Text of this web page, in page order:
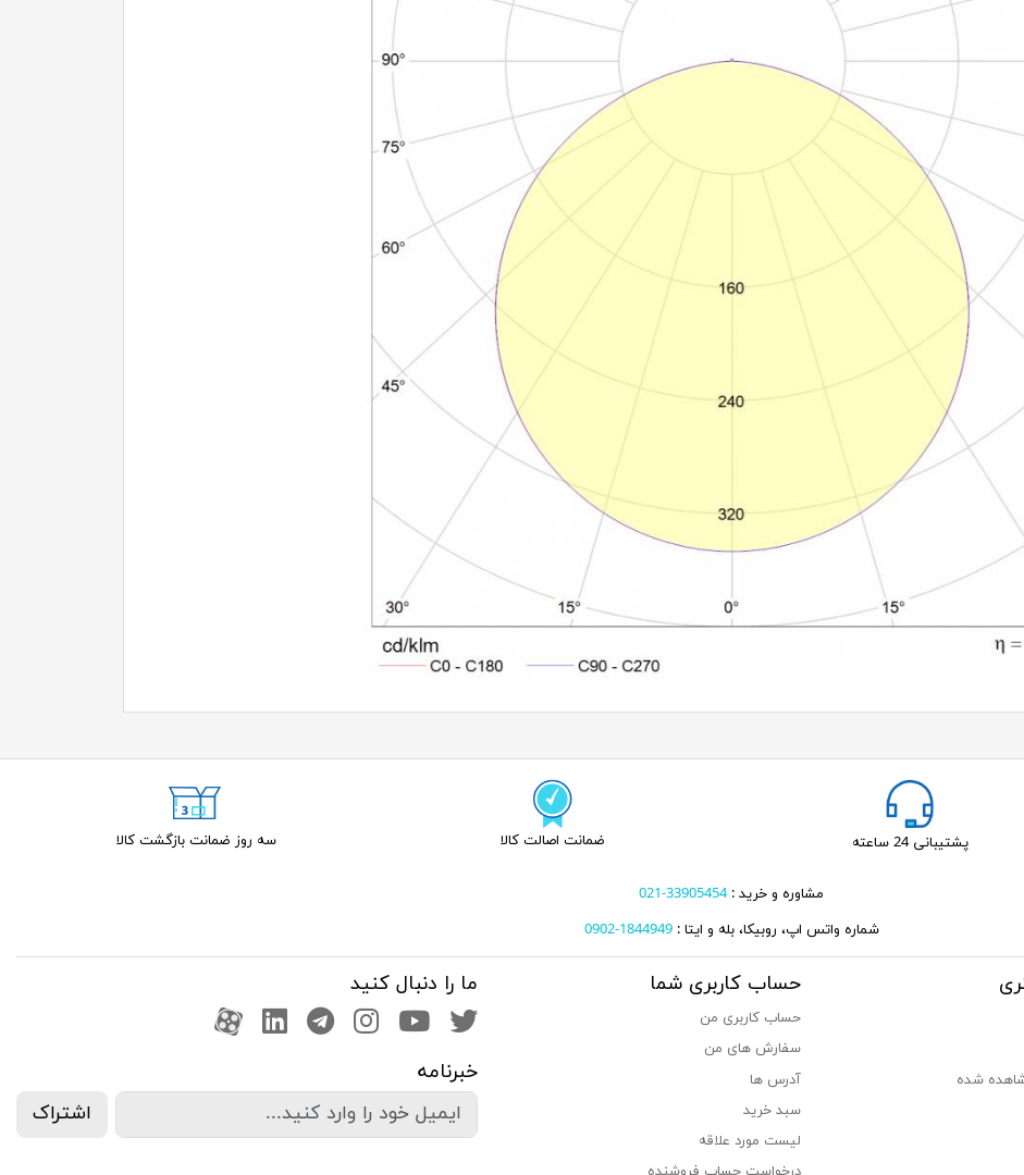
پشتیبانی 24 ساعته ضمانت اصالت کالا سه روز ضمانت بازگشت کالا
مشاوره و خرید :33905454-021
شماره واتس اپ، روبیکا، بله و ایتا : 1844949-0902
شده
حساب کاربری شما
حساب کاربری من
سفارش های من‎
آدرس ها
سبد خرید
لیست مورد علاقه
ما را دنبال کنید
صفحه تویتر
کانال یوتوب
اینستاگرام
کانال تلگرام
کانال لینکدین
آپارات
خبرنامه
اشتراک